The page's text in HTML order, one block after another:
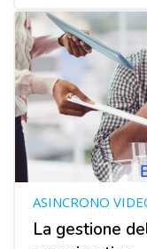
La gestione
ASINCRONO